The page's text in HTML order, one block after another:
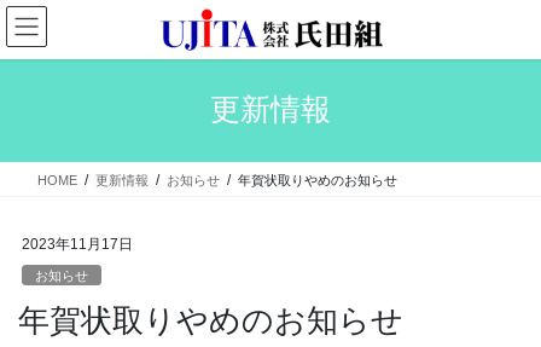
コ
ン
テ
ス
ナ
ビ
ゲ
ン
更新情報
HOME 更新情報 お知らせ 年賀状取りやめのお知らせ
2023年11月17日
お知らせ
年賀状取りやめのお知らせ